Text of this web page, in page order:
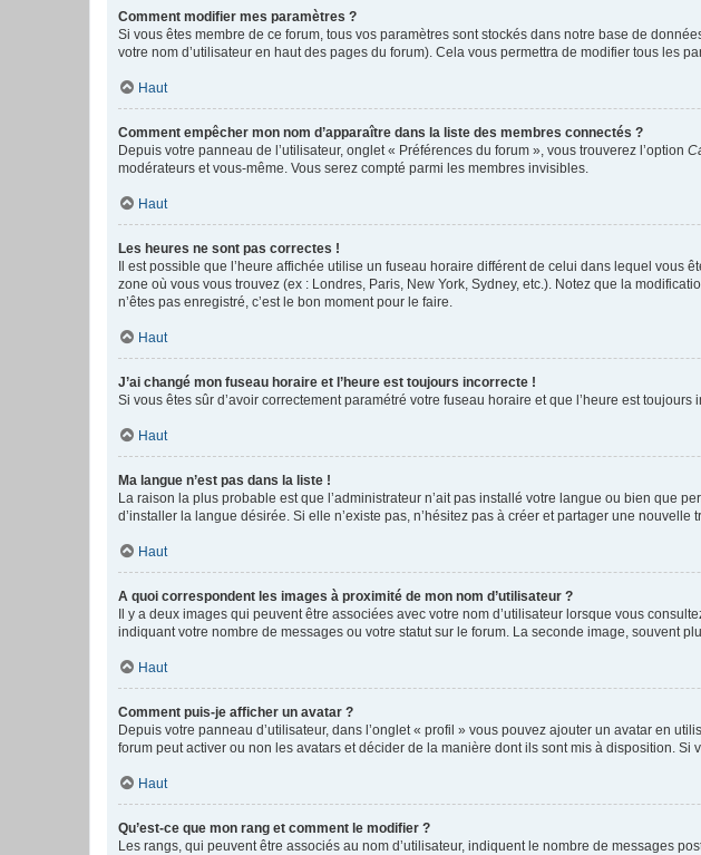
Comment modifier mes paramètres ?
Si vous êtes membre de ce forum, tous vos paramètres sont stockés dans notre base de
votre nom d’utilisateur en haut des pages du forum). Cela vous permettra de modifier tous les
Haut
Comment empêcher mon nom d’apparaître dans la liste des membres connectés ?
Depuis votre panneau de l’utilisateur, onglet « Préférences du forum », vous trouverez l’option
modérateurs et vous-même. Vous serez compté parmi les membres invisibles.
Haut
Les heures ne sont pas correctes !
Il est possible que l’heure affichée utilise un fuseau horaire différent de celui dans lequel vous
zone où vous vous trouvez (ex : Londres, Paris, New York, Sydney, etc.). Notez que la
n’êtes pas enregistré, c’est le bon moment pour le faire.
Haut
J’ai changé mon fuseau horaire et l’heure est toujours incorrecte !
Si vous êtes sûr d’avoir correctement paramétré votre fuseau horaire et que l’heure est
Haut
Ma langue n’est pas dans la liste !
La raison la plus probable est que l’administrateur n’ait pas installé votre langue ou bien que
d’installer la langue désirée. Si elle n’existe pas, n’hésitez pas à créer et partager une
Haut
A quoi correspondent les images à proximité de mon nom d’utilisateur ?
Il y a deux images qui peuvent être associées avec votre nom d’utilisateur lorsque vous
indiquant votre nombre de messages ou votre statut sur le forum. La seconde image, souvent
Haut
Comment puis-je afficher un avatar ?
Depuis votre panneau d’utilisateur, dans l’onglet « profil » vous pouvez ajouter un avatar en
forum peut activer ou non les avatars et décider de la manière dont ils sont mis à disposition.
Haut
Qu’est-ce que mon rang et comment le modifier ?
Les rangs, qui peuvent être associés au nom d’utilisateur, indiquent le nombre de messages